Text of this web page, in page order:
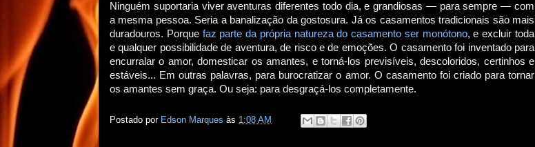
Ninguém suportaria viver aventuras diferentes todo dia, e grandiosas — para sempre — com
a mesma pessoa. Seria a banalização da gostosura. Já os casamentos tradicionais são mais
duradouros. Porque faz parte da própria natureza do casamento ser monótono, e excluir toda
e qualquer possibilidade de aventura, de risco e de emoções. O casamento foi inventado para
encurralar o amor, domesticar os amantes, e torná-los previsíveis, descoloridos, certinhos e
estáveis... Em outras palavras, para burocratizar o amor. O casamento foi criado para tornar
os amantes sem graça. Ou seja: para desgraçá-los completamente.
Postado por Edson Marques às 1:08 AM